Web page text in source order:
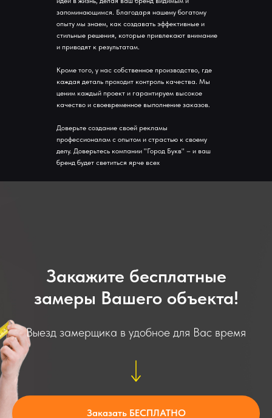
запоминающимся. Благодаря нашему богатому
опыту мы знаем, как создавать эффективные и
стильные решения, которые привлекают внимание
и приводят к результатам.
Кроме того, у нас собственное производство, где
каждая деталь проходит контроль качества. Мы
ценим каждый проект и гарантируем высокое
качество и своевременное выполнение заказов.
Доверьте создание своей рекламы
профессионалам с опытом и страстью к своему
делу. Доверьтесь компании "Город Букв" – и ваш
бренд будет светиться ярче всех
Закажите бесплатные
замеры Вашего объекта!
Выезд замерщика в удобное для Вас время
Заказать БЕСПЛАТНО